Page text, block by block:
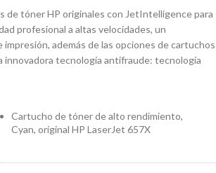
de tóner HP originales con JetIntelligence para
profesional a altas velocidades, un
impresión, además de las opciones de cartuchos
innovadora tecnología antifraude: tecnología
Cartucho de tóner de alto rendimiento,
Cyan, original HP LaserJet 657X